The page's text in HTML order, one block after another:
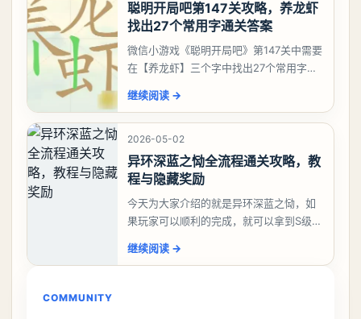
聪明开局吧第147关攻略，养龙虾
找出27个常用字通关答案
微信小游戏《聪明开局吧》第147关中需要
在【养龙虾】三个字中找出27个常用字，
大、夫、夰、巾、中、虫、下、虾、卜、
囗、吓、卟、
继续阅读 →
2026-05-02
异环深蓝之恸全流程通关攻略，教
程与隐藏奖励
今天为大家介绍的就是异环深蓝之恸，如
果玩家可以顺利的完成，就可以拿到S级弧
比较高的，对于那些新手玩家并不建议直
继续阅读 →
COMMUNITY